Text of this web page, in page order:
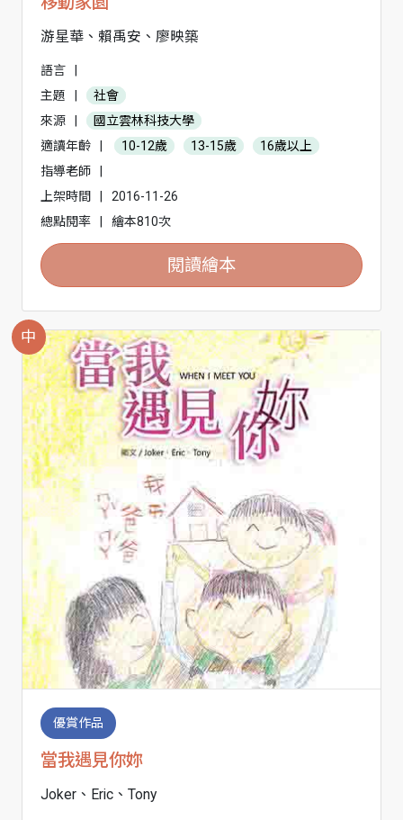
游星華、賴禹安、廖映築
語言
主題
社會
來源
國立雲林科技大學
適讀年齡
10-12歲 13-15歲
16歲以上
指導老師
上架時間
2016-11-26
總點閱率
繪本810次
閱讀繪本
中
優賞作品
當我遇見你妳
Joker、Eric、Tony